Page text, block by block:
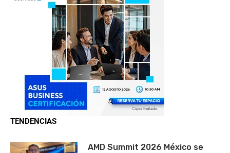
TENDENCIAS
AMD Summit 2026 México se